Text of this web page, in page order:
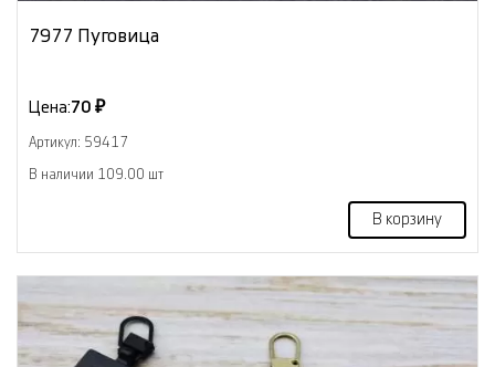
7977 Пуговица
Цена:70 ₽
Артикул: 59417
В наличии 109.00 шт
В корзину